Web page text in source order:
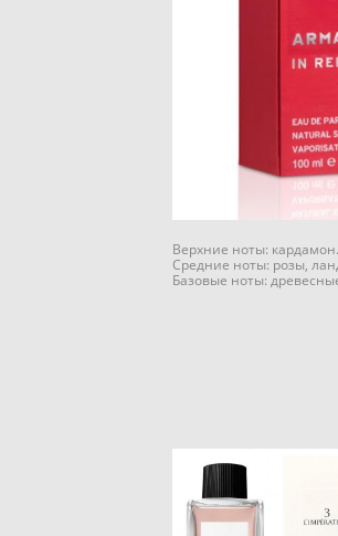
Верхние ноты: кардамон.
Средние ноты: розы,
Базовые ноты: